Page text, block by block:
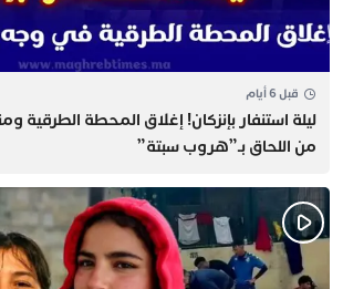
قبل 6 أيام
​ليلة استنفار بإنزكان! إغلاق المحطة الطرقية
من اللحاق بـ”هروب سبتة”